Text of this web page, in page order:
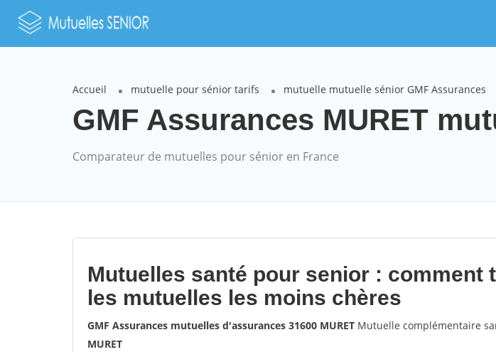
Accueil mutuelle pour sénior tarifs mutuelle mutuelle sénior GMF Assurances
GMF Assurances MURET
Comparateur de mutuelles pour sénior en France
Mutuelles santé pour senior : comment
les mutuelles les moins chères
GMF Assurances mutuelles d'assurances 31600 MURET Mutuelle complémentaire
MURET